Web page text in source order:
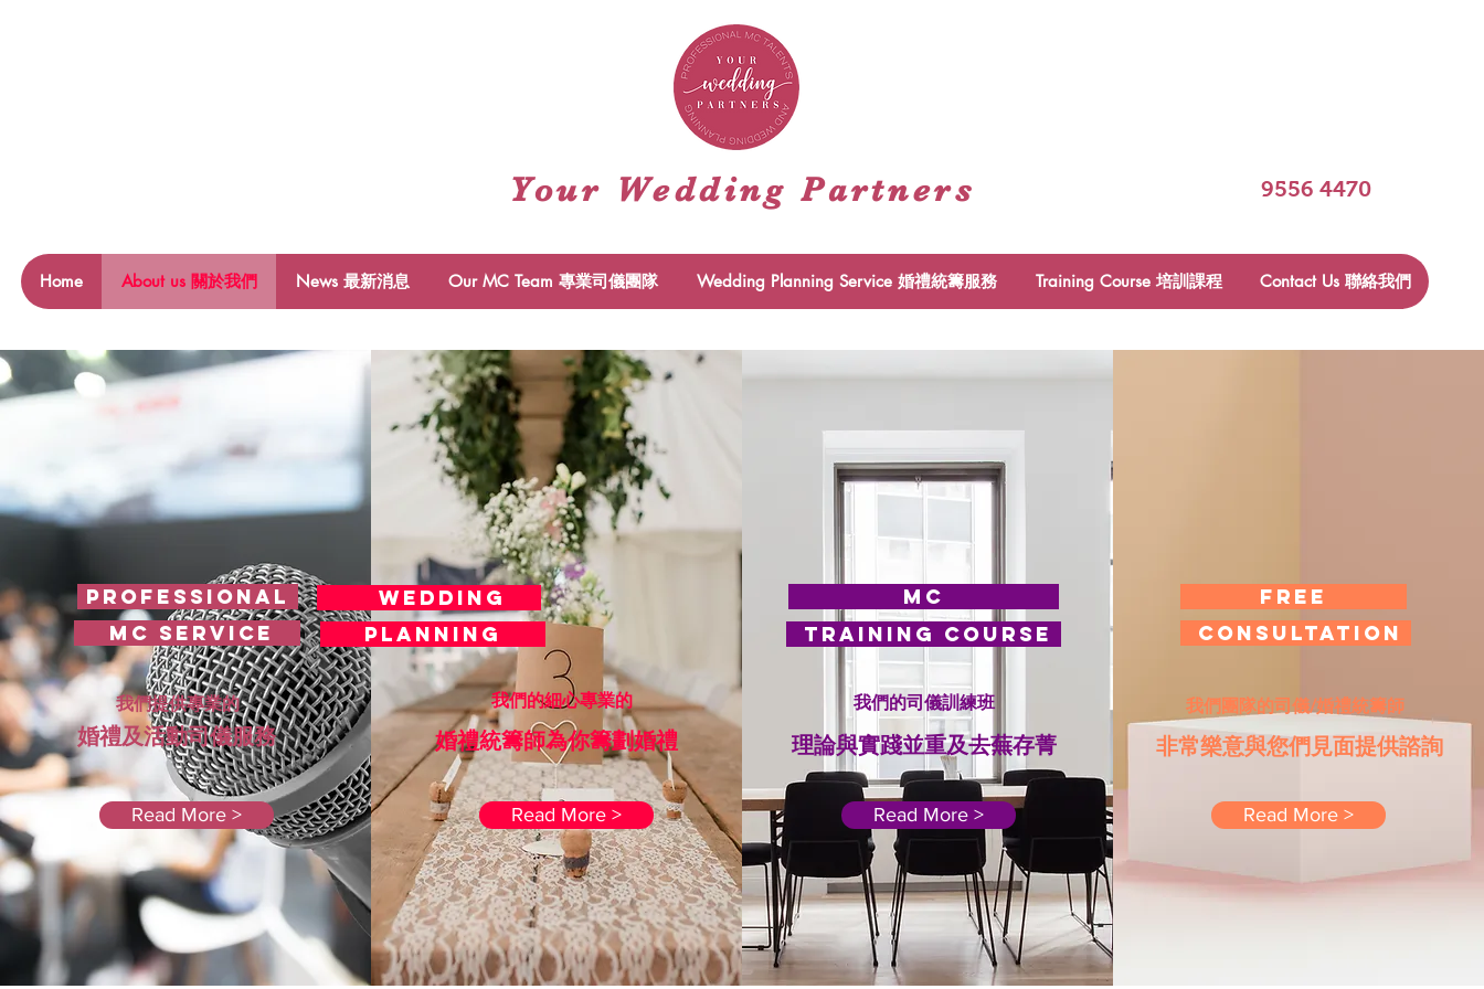
Your Wedding Partners ​9556 4470
Home About us 關於我們 News 最新消息 Our MC Team 專業司儀團隊 Wedding Planning Service 婚禮統籌服務 Training Course 培訓課程 Contact Us 聯絡我們
我們提供專業的
​ 婚禮及活動司儀服務
Professional
MC SERVICE
Read More >
我們的細心專業的
婚禮統籌師為你籌劃婚禮
Read More >
我們的司儀訓練班
理論與實踐並重及去蕪存菁
MC
Training course
Read More >
我們團隊的司儀/婚禮統籌師
非常樂意與您們見面提供諮詢
Read More >
FREE
CONSULTATIOn
WEDDING
PLANNING